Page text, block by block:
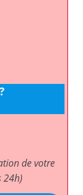
de votre
24h)